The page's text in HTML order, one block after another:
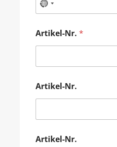
Artikel-Nr. *
Artikel-Nr.
Artikel-Nr.